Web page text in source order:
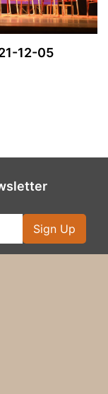
12-05
Sign Up